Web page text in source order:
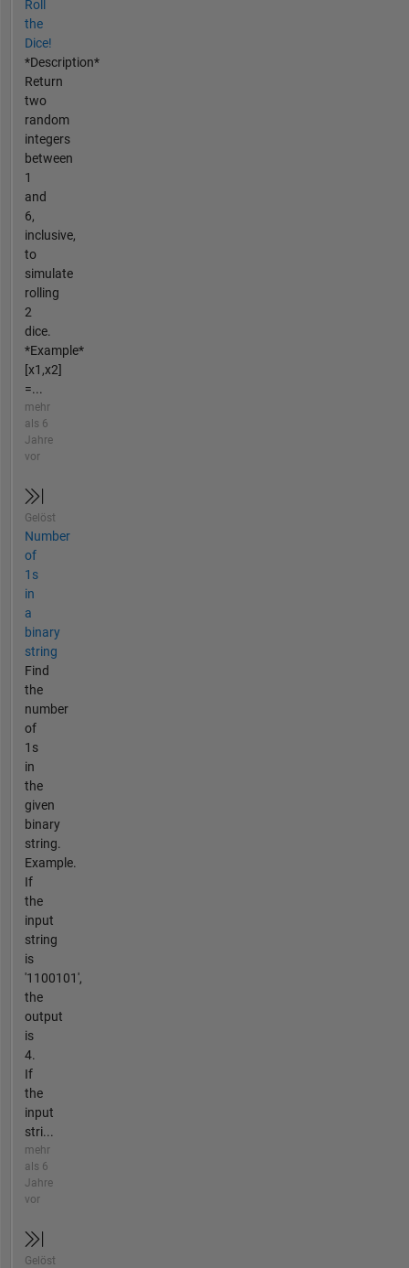
Roll
the
Dice!
*Description*
Return
two
random
integers
between
1
and
6,
inclusive,
to
simulate
rolling
2
dice.
*Example*
[x1,x2]
=...
mehr
als 6
Jahre
vor
Gelöst
Number
of
1s
in
a
binary
string
Find
the
number
of
1s
in
the
given
binary
string.
Example.
If
the
input
string
is
'1100101',
the
output
is
4.
If
the
input
stri...
mehr
als 6
Jahre
vor
Gelöst